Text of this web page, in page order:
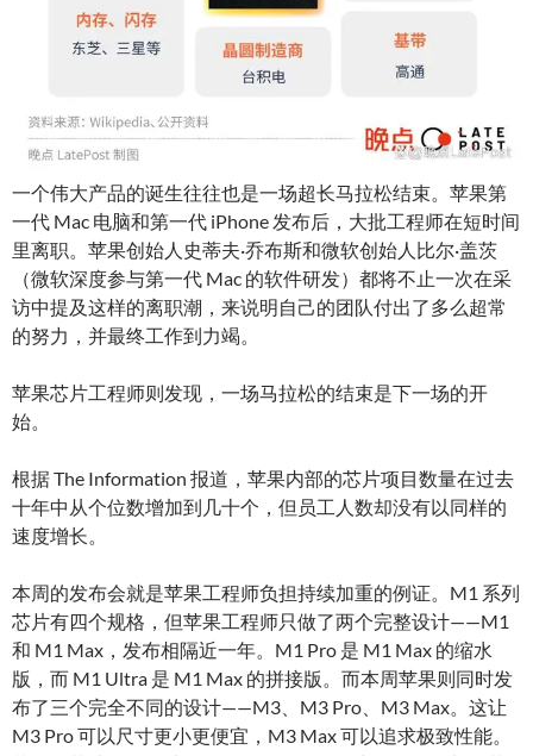
一个伟大产品的诞生往往也是一场超长马拉松结束。苹果第
一代 Mac 电脑和第一代 iPhone 发布后，大批工程师在短时间
里离职。苹果创始人史蒂夫·乔布斯和微软创始人比尔·盖茨
（微软深度参与第一代 Mac 的软件研发）都将不止一次在采
访中提及这样的离职潮，来说明自己的团队付出了多么超常
的努力，并最终工作到力竭。
苹果芯片工程师则发现，一场马拉松的结束是下一场的开
始。
根据 The Information 报道，苹果内部的芯片项目数量在过去
十年中从个位数增加到几十个，但员工人数却没有以同样的
速度增长。
本周的发布会就是苹果工程师负担持续加重的例证。M1 系列
芯片有四个规格，但苹果工程师只做了两个完整设计——M1
和 M1 Max，发布相隔近一年。M1 Pro 是 M1 Max 的缩水
版，而 M1 Ultra 是 M1 Max 的拼接版。而本周苹果则同时发
布了三个完全不同的设计——M3、M3 Pro、M3 Max。这让
M3 Pro 可以尺寸更小更便宜，M3 Max 可以追求极致性能。